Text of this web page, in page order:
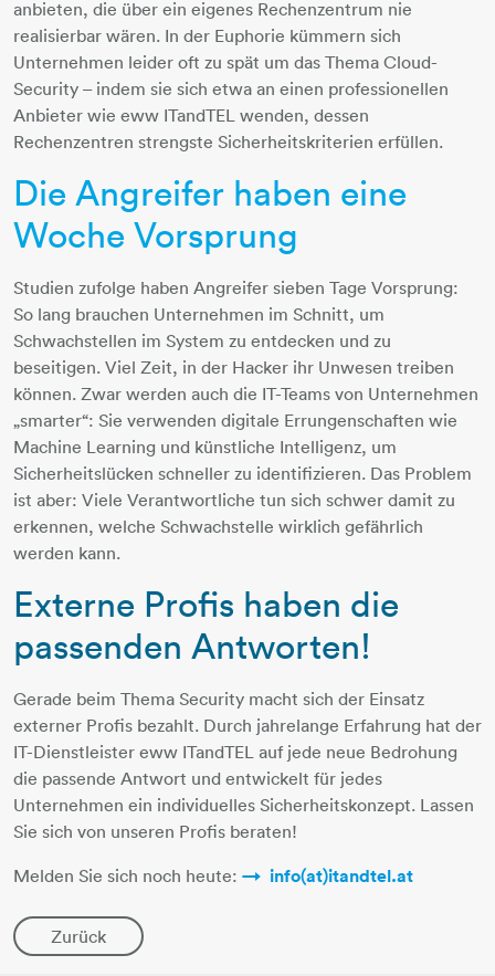
anbieten, die über ein eigenes Rechenzentrum nie
realisierbar wären. In der Euphorie kümmern sich
Unternehmen leider oft zu spät um das Thema Cloud-
Security – indem sie sich etwa an einen professionellen
Anbieter wie eww ITandTEL wenden, dessen
Rechenzentren strengste Sicherheitskriterien erfüllen.
Die Angreifer haben eine
Woche Vorsprung
Studien zufolge haben Angreifer sieben Tage Vorsprung:
So lang brauchen Unternehmen im Schnitt, um
Schwachstellen im System zu entdecken und zu
beseitigen. Viel Zeit, in der Hacker ihr Unwesen treiben
können. Zwar werden auch die IT-Teams von Unternehmen
„smarter“: Sie verwenden digitale Errungenschaften wie
Machine Learning und künstliche Intelligenz, um
Sicherheitslücken schneller zu identifizieren. Das Problem
ist aber: Viele Verantwortliche tun sich schwer damit zu
erkennen, welche Schwachstelle wirklich gefährlich
werden kann.
Externe Profis haben die
passenden Antworten!
Gerade beim Thema Security macht sich der Einsatz
externer Profis bezahlt. Durch jahrelange Erfahrung hat der
IT-Dienstleister eww ITandTEL auf jede neue Bedrohung
die passende Antwort und entwickelt für jedes
Unternehmen ein individuelles Sicherheitskonzept. Lassen
Sie sich von unseren Profis beraten!
Melden Sie sich noch heute:
info(at)itandtel.at
Zurück